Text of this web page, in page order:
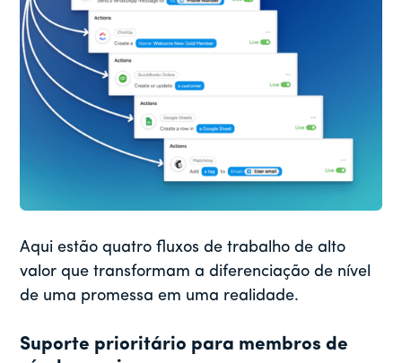
Aqui estão quatro fluxos de trabalho de alto
valor que transformam a diferenciação de nível
de uma promessa em uma realidade.
Suporte prioritário para membros de